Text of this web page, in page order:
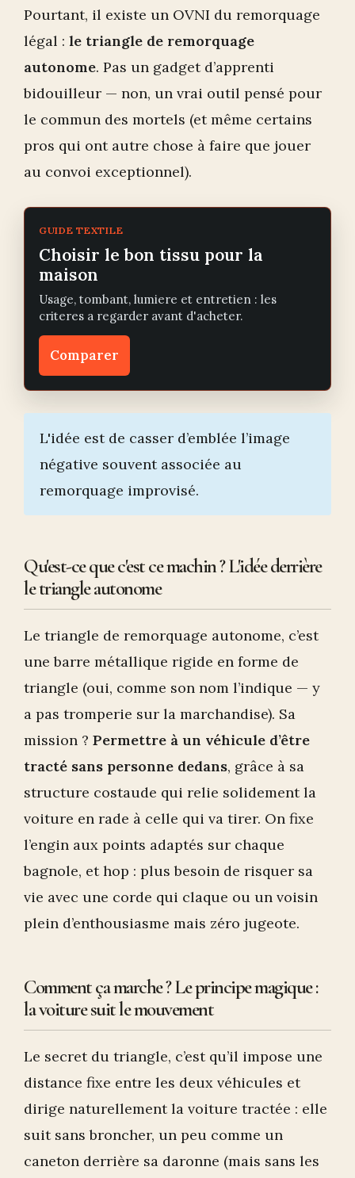
Pourtant, il existe un OVNI du remorquage
légal : le triangle de remorquage
autonome. Pas un gadget d’apprenti
bidouilleur — non, un vrai outil pensé pour
le commun des mortels (et même certains
pros qui ont autre chose à faire que jouer
au convoi exceptionnel).
GUIDE TEXTILE
Choisir le bon tissu pour la
maison
Usage, tombant, lumiere et entretien : les
criteres a regarder avant d'acheter.
Comparer
L'idée est de casser d’emblée l’image
négative souvent associée au
remorquage improvisé.
Qu'est-ce que c'est ce machin ? L'idée derrière
le triangle autonome
Le triangle de remorquage autonome, c’est
une barre métallique rigide en forme de
triangle (oui, comme son nom l’indique — y
a pas tromperie sur la marchandise). Sa
mission ? Permettre à un véhicule d’être
tracté sans personne dedans, grâce à sa
structure costaude qui relie solidement la
voiture en rade à celle qui va tirer. On fixe
l’engin aux points adaptés sur chaque
bagnole, et hop : plus besoin de risquer sa
vie avec une corde qui claque ou un voisin
plein d’enthousiasme mais zéro jugeote.
Comment ça marche ? Le principe magique :
la voiture suit le mouvement
Le secret du triangle, c’est qu’il impose une
distance fixe entre les deux véhicules et
dirige naturellement la voiture tractée : elle
suit sans broncher, un peu comme un
caneton derrière sa daronne (mais sans les